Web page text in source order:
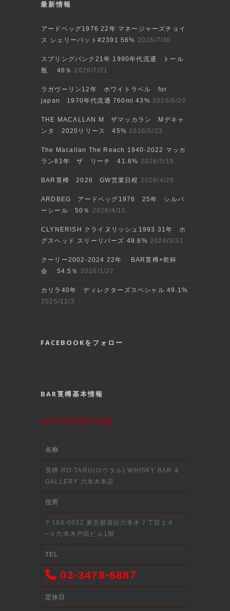
最新情報
アードベッグ1976 22年 マネージャーズチョイ
ス シェリーバット#2391 56% 2026/7/30
スプリングバンク21年 1990年代流通 トール
瓶 46％ 2026/7/21
ラガヴーリン12年 ホワイトラベル for
japan 1970年代流通 760ml 43% 2026/6/20
THE MACALLAN M ザマッカラン Mデキャ
ンタ 2020リリース 45% 2026/5/23
The Macallan The Reach 1940-2022 マッカ
ラン81年 ザ リーチ 41.6% 2026/5/15
BAR莨樽 2026 GW営業日程 2026/4/29
ARDBEG アードベッグ1976 25年 シルバ
ーシール 50％ 2026/4/10
CLYNERISH クライヌリッシュ1993 31年 ホ
グスヘッド スリーリバーズ 49.6% 2026/3/31
クーリー2002‐2024 22年 BAR莨樽×乾杯
会 54.5％ 2026/1/27
カリラ40年 ディレクターズスペシャル 49.1%
2025/12/3
FACEBOOKをフォロー
BAR莨樽基本情報
BAR莨樽基本情報
名称
莨樽 RO-TARU(ロウタル) WHISKY BAR &
GALLERY 六本木本店
住所
〒106-0032 東京都港区六本木７丁目１６
−５六本木戸田ビル1階
TEL
03-3478-6887
定休日